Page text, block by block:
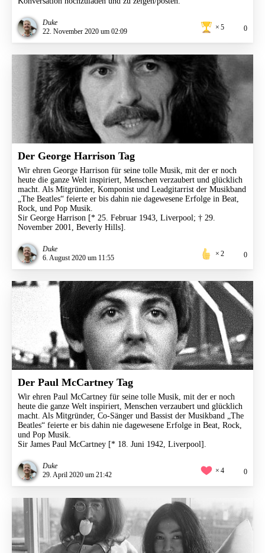
Duke
22. November 2020 um 02:09
5 0
Der George Harrison Tag
Wir ehren George Harrison für seine tolle Musik, mit der er noch
heute die ganze Welt inspiriert, Menschen verzaubert und glücklich
macht. Als Mitgründer, Komponist und Leadgitarrist der Musikband
„The Beatles​“​ feierte er bis dahin nie dagewesene Erfolge in Beat,
Rock, und Pop Musik.​
Sir George Harrison [* 25. Februar 1943, Liverpool; † 29.
November 2001, Beverly Hills].
Duke
6. August 2020 um 11:55
2 0
Der Paul McCartney Tag
Wir ehren Paul McCartney für seine tolle Musik, mit der er noch
heute die ganze Welt inspiriert, Menschen verzaubert und glücklich
macht. Als Mitgründer, Co-Sänger und Bassist der Musikband „The
Beatles​“​ feierte er bis dahin nie dagewesene Erfolge in Beat, Rock,
und Pop Musik.​
Sir James Paul McCartney [* 18. Juni 1942, Liverpool].
Duke
29. April 2020 um 21:42
4 0